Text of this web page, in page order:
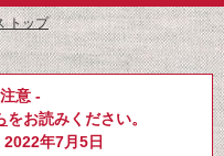
トップ
意 -
をお読みください。
年7月5日